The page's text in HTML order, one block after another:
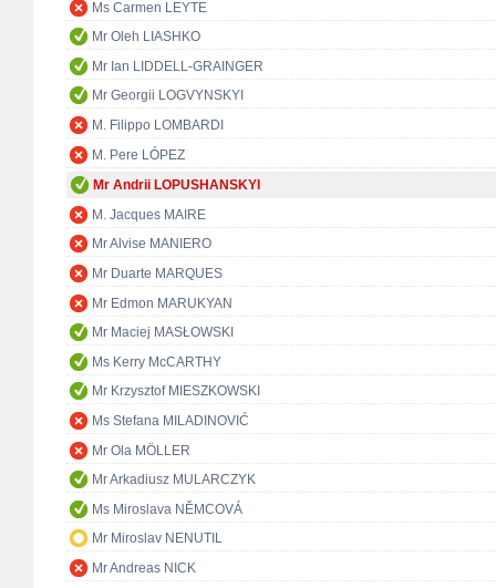
Ms Carmen LEYTE
Mr Oleh LIASHKO
Mr Ian LIDDELL-GRAINGER
Mr Georgii LOGVYNSKYI
M. Filippo LOMBARDI
M. Pere LÓPEZ
Mr Andrii LOPUSHANSKYI
M. Jacques MAIRE
Mr Alvise MANIERO
Mr Duarte MARQUES
Mr Edmon MARUKYAN
Mr Maciej MASŁOWSKI
Ms Kerry McCARTHY
Mr Krzysztof MIESZKOWSKI
Ms Stefana MILADINOVIĆ
Mr Ola MÖLLER
Mr Arkadiusz MULARCZYK
Ms Miroslava NĚMCOVÁ
Mr Miroslav NENUTIL
Mr Andreas NICK